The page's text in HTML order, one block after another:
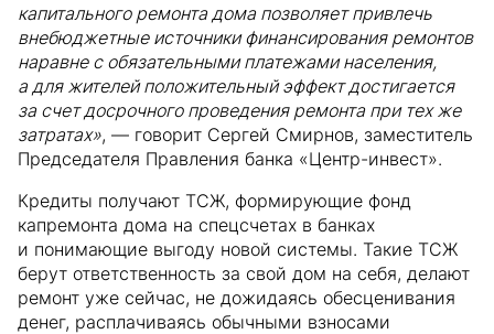
капитального ремонта дома позволяет привлечь
внебюджетные источники финансирования ремонтов
наравне с обязательными платежами населения,
а для жителей положительный эффект достигается
за счет досрочного проведения ремонта при тех же
затратах», — говорит Сергей Смирнов, заместитель
Председателя Правления банка «Центр-инвест».
Кредиты получают ТСЖ, формирующие фонд
капремонта дома на спецсчетах в банках
и понимающие выгоду новой системы. Такие ТСЖ
берут ответственность за свой дом на себя, делают
ремонт уже сейчас, не дожидаясь обесценивания
денег, расплачиваясь обычными взносами